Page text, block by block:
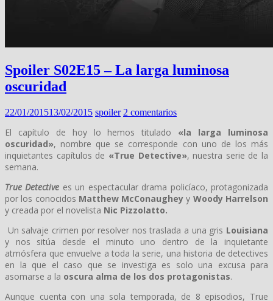
Spoiler S02E15 – La larga luminosa
oscuridad
22/01/201513/02/2015 spoiler 2 comentarios
El capítulo de hoy lo hemos titulado «la larga luminosa
oscuridad», nombre que se corresponde con uno de los más
inquietantes capítulos de «True Detective», nuestra serie de la
semana.
True Detective es un espectacular drama policíaco, protagonizada
por los conocidos Matthew McConaughey y Woody Harrelson
y creada por el novelista Nic Pizzolatto.
Un salvaje crimen por resolver nos traslada a una gris Louisiana
y nos sitúa desde el minuto uno dentro de la inquietante
atmósfera que envuelve a toda la serie, una historia de detectives
en la que el caso que se investiga es solo una excusa para
asomarse a la oscura alma de los dos protagonistas.
Aunque cuenta con una sola temporada, de 8 episodios, True